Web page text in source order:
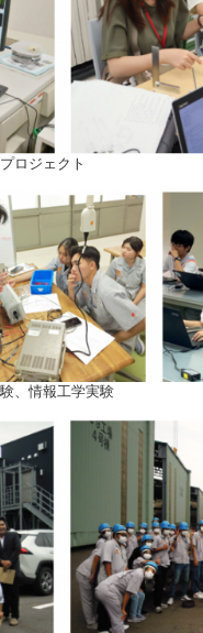
ロジェクト
、情報工学実験